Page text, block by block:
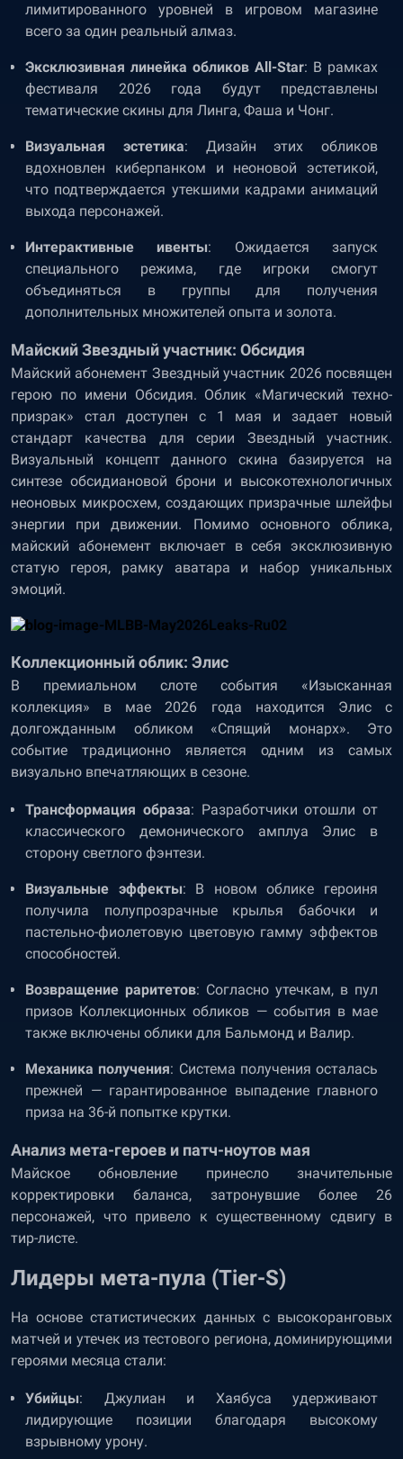
лимитированного уровней в игровом магазине
всего за один реальный алмаз.
Эксклюзивная линейка обликов All-Star: В рамках
фестиваля 2026 года будут представлены
тематические скины для Линга, Фаша и Чонг.
Визуальная эстетика: Дизайн этих обликов
вдохновлен киберпанком и неоновой эстетикой,
что подтверждается утекшими кадрами анимаций
выхода персонажей.
Интерактивные ивенты: Ожидается запуск
специального режима, где игроки смогут
объединяться в группы для получения
дополнительных множителей опыта и золота.
Майский Звездный участник: Обсидия
Майский абонемент Звездный участник 2026 посвящен
герою по имени Обсидия. Облик «Магический техно-
призрак» стал доступен с 1 мая и задает новый
стандарт качества для серии Звездный участник.
Визуальный концепт данного скина базируется на
синтезе обсидиановой брони и высокотехнологичных
неоновых микросхем, создающих призрачные шлейфы
энергии при движении. Помимо основного облика,
майский абонемент включает в себя эксклюзивную
статую героя, рамку аватара и набор уникальных
эмоций.
Коллекционный облик: Элис
В премиальном слоте события «Изысканная
коллекция» в мае 2026 года находится Элис с
долгожданным обликом «Спящий монарх». Это
событие традиционно является одним из самых
визуально впечатляющих в сезоне.
Трансформация образа: Разработчики отошли от
классического демонического амплуа Элис в
сторону светлого фэнтези.
Визуальные эффекты: В новом облике героиня
получила полупрозрачные крылья бабочки и
пастельно-фиолетовую цветовую гамму эффектов
способностей.
Возвращение раритетов: Согласно утечкам, в пул
призов Коллекционных обликов — события в мае
также включены облики для Бальмонд и Валир.
Механика получения: Система получения осталась
прежней — гарантированное выпадение главного
приза на 36-й попытке крутки.
Анализ мета-героев и патч-ноутов мая
Майское обновление принесло значительные
корректировки баланса, затронувшие более 26
персонажей, что привело к существенному сдвигу в
тир-листе.
Лидеры мета-пула (Tier-S)
На основе статистических данных с высокоранговых
матчей и утечек из тестового региона, доминирующими
героями месяца стали:
Убийцы: Джулиан и Хаябуса удерживают
лидирующие позиции благодаря высокому
взрывному урону.